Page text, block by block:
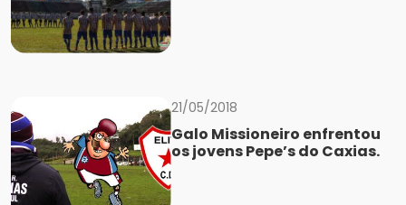
21/05/2018
Galo Missioneiro enfrentou
os jovens Pepe’s do Caxias.